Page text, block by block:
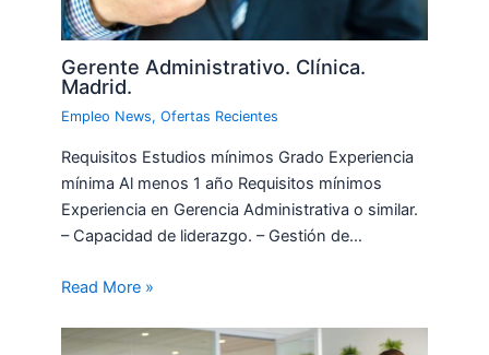
Gerente Administrativo. Clínica.
Madrid.
Empleo News,Ofertas Recientes
Requisitos Estudios mínimos Grado Experiencia
mínima Al menos 1 año Requisitos mínimos
Experiencia en Gerencia Administrativa o similar.
– Capacidad de liderazgo. – Gestión de…
Read More »